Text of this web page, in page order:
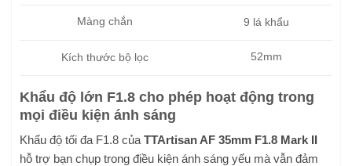
Màng chắn 9 lá khẩu
Kích thước bộ lọc 52mm
Khẩu độ lớn F1.8 cho phép hoạt động trong
mọi điều kiện ánh sáng
Khẩu độ tối đa F1.8 của TTArtisan AF 35mm F1.8 Mark II
hỗ trợ bạn chụp trong điều kiện ánh sáng yếu mà vẫn đảm